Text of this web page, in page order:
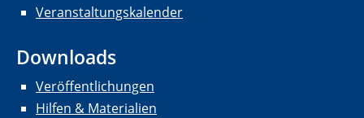
Veranstaltungskalender
Downloads
Veröffentlichungen
Hilfen & Materialien